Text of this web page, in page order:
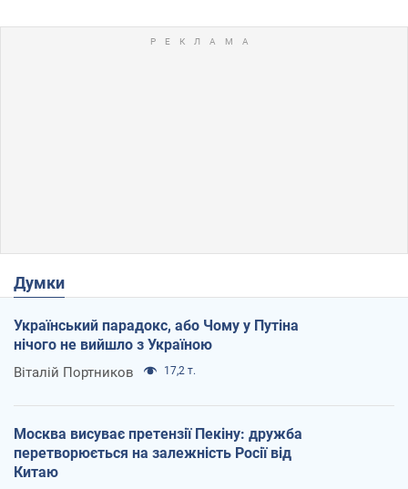
Думки
Український парадокс, або Чому у Путіна
нічого не вийшло з Україною
Віталій Портников 17,2 т.
Москва висуває претензії Пекіну: дружба
перетворюється на залежність Росії від
Китаю